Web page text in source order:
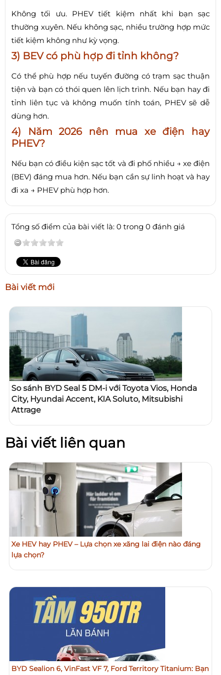
Không tối ưu. PHEV tiết kiệm nhất khi bạn sạc
thường xuyên. Nếu không sạc, nhiều trường hợp mức
tiết kiệm không như kỳ vọng.
3) BEV có phù hợp đi tỉnh không?
Có thể phù hợp nếu tuyến đường có trạm sạc thuận
tiện và bạn có thói quen lên lịch trình. Nếu bạn hay đi
tỉnh liên tục và không muốn tính toán, PHEV sẽ dễ
dùng hơn.
4) Năm 2026 nên mua xe điện hay
PHEV?
Nếu bạn có điều kiện sạc tốt và đi phố nhiều → xe điện
(BEV) đáng mua hơn. Nếu bạn cần sự linh hoạt và hay
đi xa → PHEV phù hợp hơn.
Tổng số điểm của bài viết là: 0 trong 0 đánh giá
Bài viết mới
So sánh BYD Seal 5 DM-i với Toyota Vios, Honda
City, Hyundai Accent, KIA Soluto, Mitsubishi
Attrage
Bài viết liên quan
Xe HEV hay PHEV – Lựa chọn xe xăng lai điện nào đáng
lựa chọn?
BYD Sealion 6, VinFast VF 7, Ford Territory Titanium: Bạn